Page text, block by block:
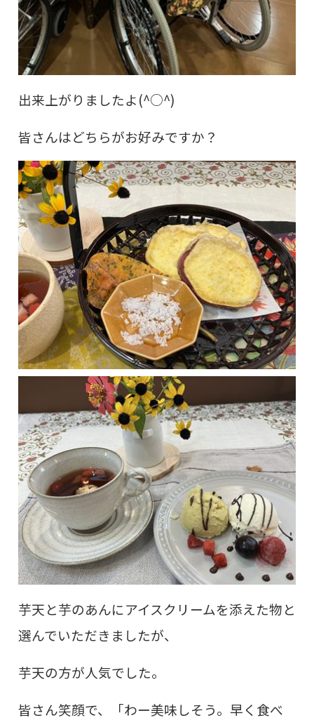
出来上がりましたよ(^○^)
皆さんはどちらがお好みですか？
芋天と芋のあんにアイスクリームを添えた物と
選んでいただきましたが、
芋天の方が人気でした。
皆さん笑顔で、「わー美味しそう。早く食べ